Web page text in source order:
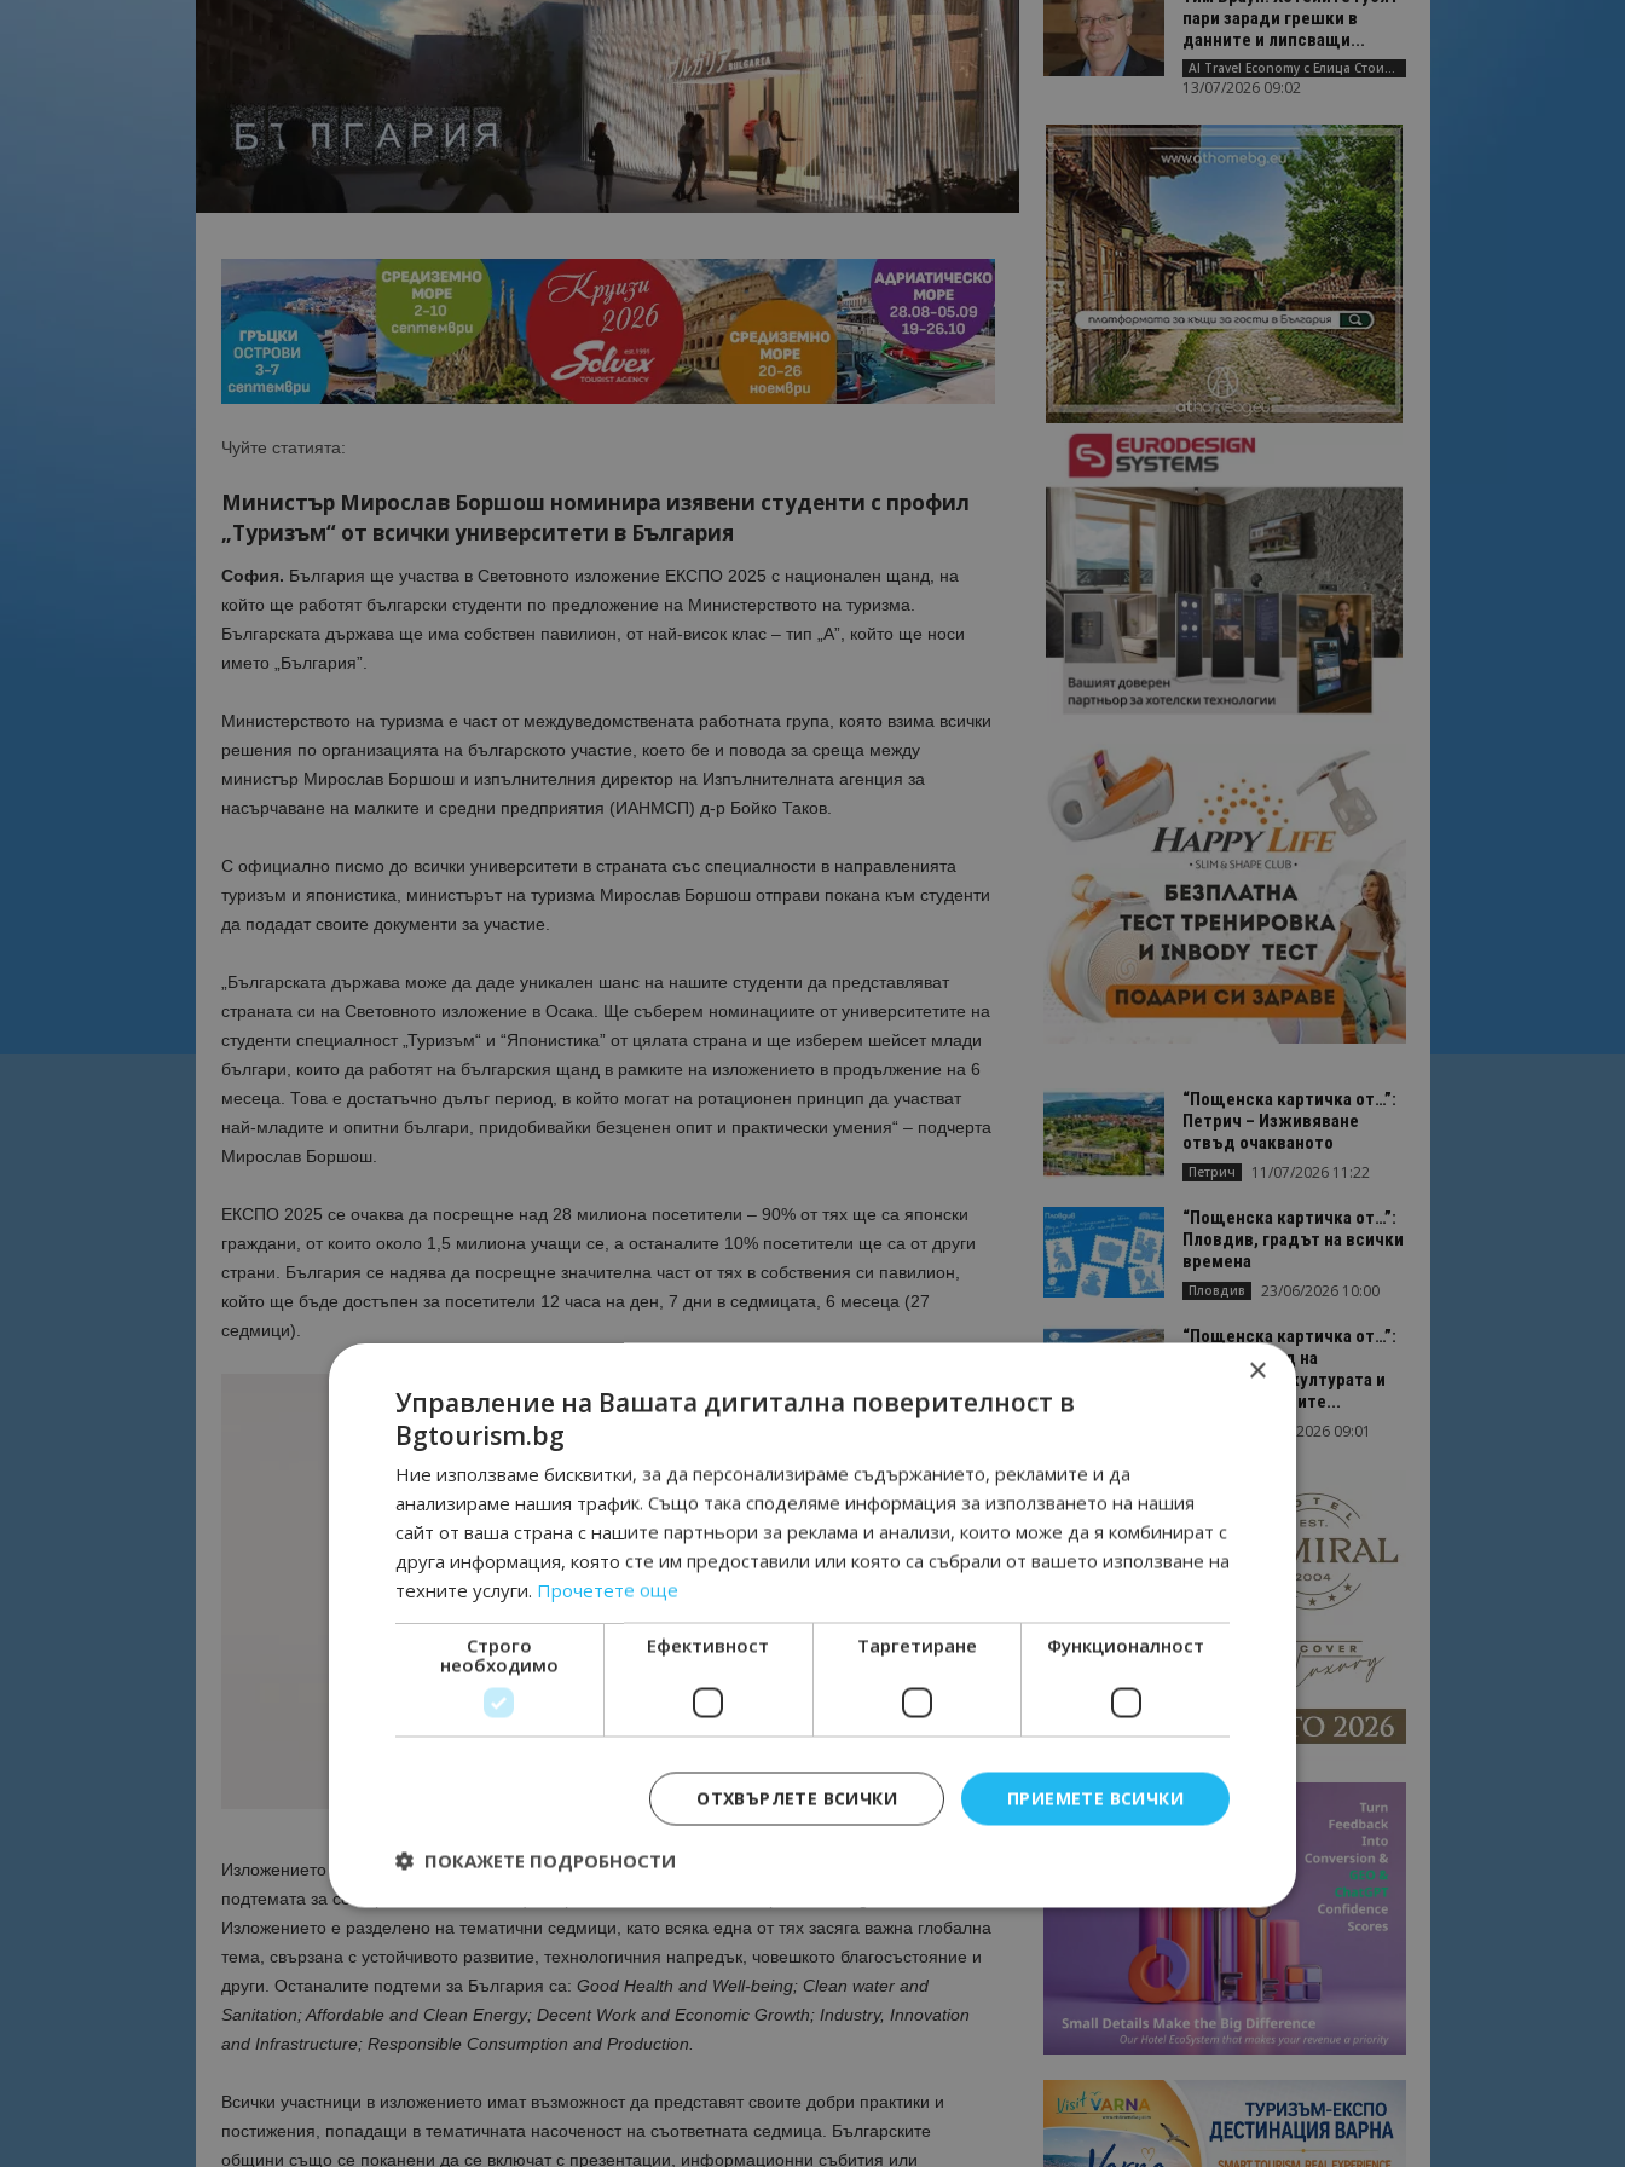
Чуйте статията:
Министър Мирослав Боршош номинира изявени студенти с профил
„Туризъм“ от всички университети в България
София. България ще участва в Световното изложение ЕКСПО 2025 с национален щанд, на
който ще работят български студенти по предложение на Министерството на туризма.
Българската държава ще има собствен павилион, от най-висок клас – тип „А”, който ще носи
името „България”.
Министерството на туризма е част от междуведомствената работната група, която взима всички
решения по организацията на българското участие, което бе и повода за среща между
министър Мирослав Боршош и изпълнителния директор на Изпълнителната агенция за
насърчаване на малките и средни предприятия (ИАНМСП) д-р Бойко Таков.
С официално писмо до всички университети в страната със специалности в направленията
туризъм и японистика, министърът на туризма Мирослав Боршош отправи покана към студенти
да подадат своите документи за участие.
„Българската държава може да даде уникален шанс на нашите студенти да представляват
страната си на Световното изложение в Осака. Ще съберем номинациите от университетите на
студенти специалност „Туризъм“ и “Японистика” от цялата страна и ще изберем шейсет млади
българи, които да работят на българския щанд в рамките на изложението в продължение на 6
месеца. Това е достатъчно дълъг период, в който могат на ротационен принцип да участват
най-младите и опитни българи, придобивайки безценен опит и практически умения“ – подчерта
Мирослав Боршош.
ЕКСПО 2025 се очаква да посрещне над 28 милиона посетители – 90% от тях ще са японски
граждани, от които около 1,5 милиона учащи се, а останалите 10% посетители ще са от други
страни. България се надява да посрещне значителна част от тях в собствения си павилион,
който ще бъде достъпен за посетители 12 часа на ден, 7 дни в седмицата, 6 месеца (27
седмици).
Талисман на България: Име „Лакто-чан“
Изложението в Осака тази година се провежда под мотото
подтемата за сектора, в който е позициониран павилионът на България е
Изложението е разделено на тематични седмици, като всяка една от тях засяга важна глобална
тема, свързана с устойчивото развитие, технологичния напредък, човешкото благосъстояние и
други. Останалите подтеми за България са: Good Health and Well-being; Clean water and
Sanitation; Affordable and Clean Energy; Decent Work and Economic Growth; Industry, Innovation
and Infrastructure; Responsible Consumption and Production.
Всички участници в изложението имат възможност да представят своите добри практики и
постижения, попадащи в тематичната насоченост на съответната седмица. Българските
общини също се поканени да се включат с презентации, информационни събития или
пари заради грешки в
данните и липсващи...
AI Travel Economy с Елица Стоилова
13/07/2026 09:02
“Пощенска картичка от…”:
Петрич – Изживяване
отвъд очакваното
Петрич 11/07/2026 11:22
“Пощенска картичка от…”:
Пловдив, градът на всички
времена
Пловдив 23/06/2026 10:00
“Пощенска картичка от…”:
Перник – град на
традициите, културата и
вдъхновяващите...
17/06/2026 09:01
×
Управление на Вашата дигитална поверителност в
Bgtourism.bg
Ние използваме бисквитки, за да персонализираме съдържанието, рекламите и да
анализираме нашия трафик. Също така споделяме информация за използването на нашия
сайт от ваша страна с нашите партньори за реклама и анализи, които може да я комбинират с
друга информация, която сте им предоставили или която са събрали от вашето използване на
техните услуги. Прочетете още
Строго
необходимо
Ефективност Таргетиране Функционалност
ПРИЕМЕТЕ ВСИЧКИ
ОТХВЪРЛЕТЕ ВСИЧКИ
ПОКАЖЕТЕ ПОДРОБНОСТИ
Строго необходимо Ефективност Таргетиране Функционалност
Строго необходимите бисквитки позволяват основната функционалност на уебсайта, като потребителско влизане и
управление на акаунта. Уебсайтът не може да се използва правилно без строго необходими бисквитки.
cookie_notice_accepted
lisandraramos.com
bgtourism.bg
7 дни
Тази бисквитка се използва, за да запомните съгласието
на потребителя за използването на бисквитки на сайта.